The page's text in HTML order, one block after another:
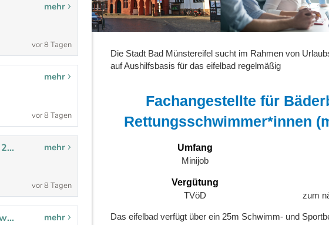
mehr
vor 8 Tagen
mehr
vor 8 Tagen
Kaufleute für Büromanagement (m/w/d) 2027 mehr
vor 8 Tagen
Ingenieur*in (m/w/d) - Umweltingenieurwesen/Verfahrenstechnik/Agrarwissenschaften - für den Bereich des Kompostwerkes mehr